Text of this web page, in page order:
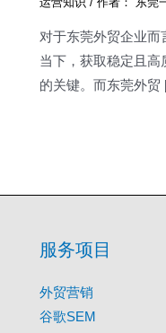
对于东莞外贸企业而
当下，获取稳定且高
的关键。而东莞外
服务项目
外贸营销
谷歌SEM